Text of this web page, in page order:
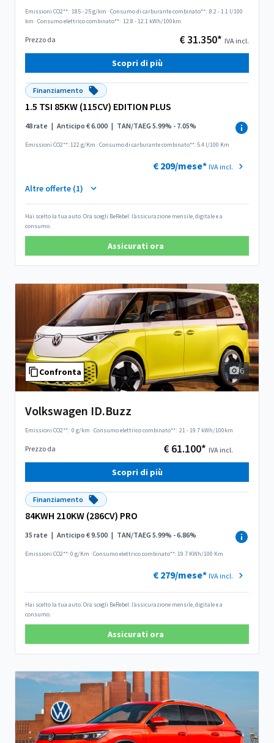
Emissioni CO2**: 185 - 25 g/km ·Consumo di carburante combinato**: 8.2 - 1.1 l/100
km ·Consumo elettrico combinato**: 12.8 - 12.1 kWh/100km
Prezzo da € 31.350* IVA incl.
Scopri di più
Finanziamento
1.5 TSI 85KW (115CV) EDITION PLUS
48 rate | Anticipo € 6.000 | TAN/TAEG 5.99% - 7.05%
Emissioni CO2**: 122 g/Km ·Consumo di carburante combinato**: 5.4 l/100 Km
€ 209/mese* IVA incl.
Altre offerte (1)
Hai scelto la tua auto. Ora scegli BeRebel: l’assicurazione mensile, digitale e a
consumo.
Assicurati ora
Confronta 6
Volkswagen ID.Buzz
Emissioni CO2**: 0 g/km ·Consumo elettrico combinato**: 21 - 19.7 kWh/100km
Prezzo da € 61.100* IVA incl.
Scopri di più
Finanziamento
84KWH 210KW (286CV) PRO
35 rate | Anticipo € 9.500 | TAN/TAEG 5.99% - 6.86%
Emissioni CO2**: 0 g/Km ·Consumo elettrico combinato**: 19.7 KWh/100 Km
€ 279/mese* IVA incl.
Hai scelto la tua auto. Ora scegli BeRebel: l’assicurazione mensile, digitale e a
consumo.
Assicurati ora